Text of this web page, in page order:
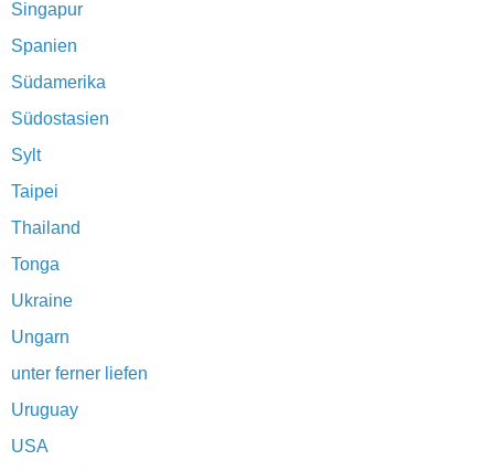
Singapur
Spanien
Südamerika
Südostasien
Sylt
Taipei
Thailand
Tonga
Ukraine
Ungarn
unter ferner liefen
Uruguay
USA